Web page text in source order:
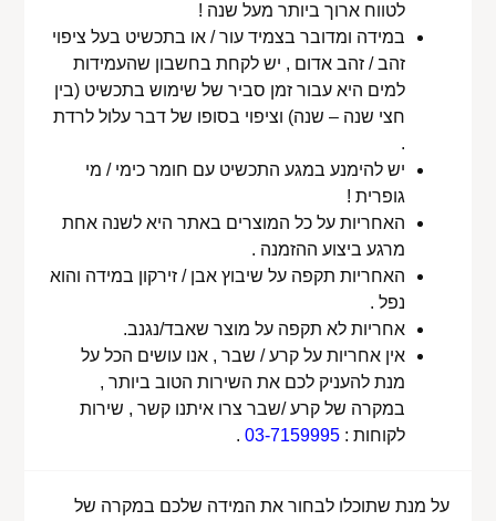
לטווח ארוך ביותר מעל שנה !
במידה ומדובר בצמיד עור / או בתכשיט בעל ציפוי
זהב / זהב אדום , יש לקחת בחשבון שהעמידות
למים היא עבור זמן סביר של שימוש בתכשיט (בין
חצי שנה – שנה) וציפוי בסופו של דבר עלול לרדת
.
יש להימנע במגע התכשיט עם חומר כימי / מי
גופרית !
האחריות על כל המוצרים באתר היא לשנה אחת
מרגע ביצוע ההזמנה .
האחריות תקפה על שיבוץ אבן / זירקון במידה והוא
נפל .
אחריות לא תקפה על מוצר שאבד/נגנב.
אין אחריות על קרע / שבר , אנו עושים הכל על
מנת להעניק לכם את השירות הטוב ביותר ,
במקרה של קרע /שבר צרו איתנו קשר , שירות
לקוחות :03-7159995
.
על מנת שתוכלו לבחור את המידה שלכם במקרה של